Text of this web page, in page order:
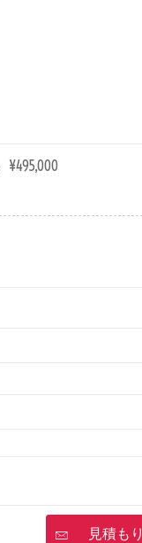
¥495,000
見積も